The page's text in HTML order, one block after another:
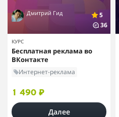
Дмитрий Гид
5
36
КУРС
Бесплатная реклама во
ВКонтакте
Интернет-реклама
1 490 ₽
Далее